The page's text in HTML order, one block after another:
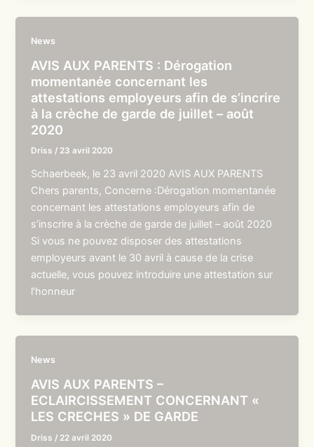
News
AVIS AUX PARENTS : Dérogation
momentanée concernant les
attestations employeurs afin de s’incrire
à la crèche de garde de juillet – août
2020
Driss / 23 avril 2020
Schaerbeek, le 23 avril 2020 AVIS AUX PARENTS
Chers parents, Concerne :Dérogation momentanée
concernant les attestations employeurs afin de
s’inscrire à la crèche de garde de juillet – août 2020
Si vous ne pouvez disposer des attestations
employeurs avant le 30 avril à cause de la crise
actuelle, vous pouvez introduire une attestation sur
l’honneur
News
AVIS AUX PARENTS –
ECLAIRCISSEMENT CONCERNANT «
LES CRECHES » DE GARDE
Driss / 22 avril 2020